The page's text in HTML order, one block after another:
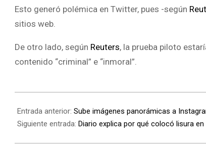
Esto generó polémica en Twitter, pues -según
sitios web.
De otro lado, según Reuters, la prueba piloto
contenido “criminal” e “inmoral”.
Entrada anterior: Sube imágenes panorámicas a
Siguiente entrada: Diario explica por qué colocó lisura